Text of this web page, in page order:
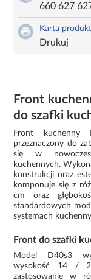
660 627
Karta
Drukuj
Front
do szafki
Front
przeznaczony do
się w
kuchennych.
konstrukcji oraz
komponuje się z
cm oraz
standardowych
systemach
Front do szafki
Model D40s3
wysokość 14 /
zastosowanie w